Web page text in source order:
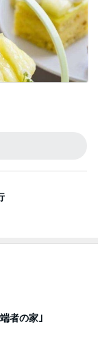
者の家｣